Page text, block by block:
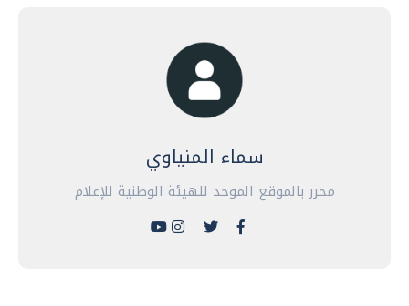
سماء المنياوي
محرر بالموقع الموحد للهيئة الوطنية للإعلام